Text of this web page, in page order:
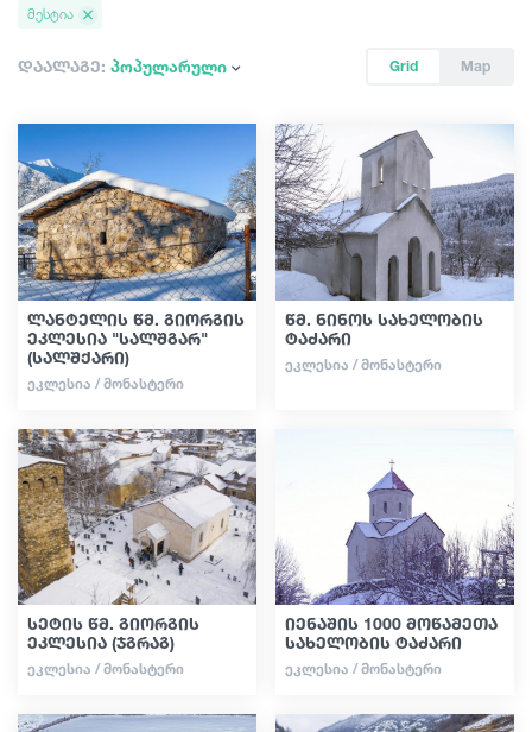
სასტუმროები
კვება და ღვინო
გიდები
სტატიები
ტრანსპორტი
ივენთები
დაგეგმე მოგზაურობა
საქართველო
Grid Map
დაალაგე: პოპულარული
მესტია
ლანტელის წმ. გიორგის
ეკლესია "სალშგარ"
(სალშქარი)
ᲔᲙᲚᲔᲡᲘᲐ / ᲛᲝᲜᲐᲡᲢᲔᲠᲘ
წმ. ნინოს სახელობის
ტაძარი
ᲔᲙᲚᲔᲡᲘᲐ / ᲛᲝᲜᲐᲡᲢᲔᲠᲘ
სეტის წმ. გიორგის
ეკლესია (ჯგრაგ)
ᲔᲙᲚᲔᲡᲘᲐ / ᲛᲝᲜᲐᲡᲢᲔᲠᲘ
იენაშის 1000 მოწამეთა
სახელობის ტაძარი
ᲔᲙᲚᲔᲡᲘᲐ / ᲛᲝᲜᲐᲡᲢᲔᲠᲘ